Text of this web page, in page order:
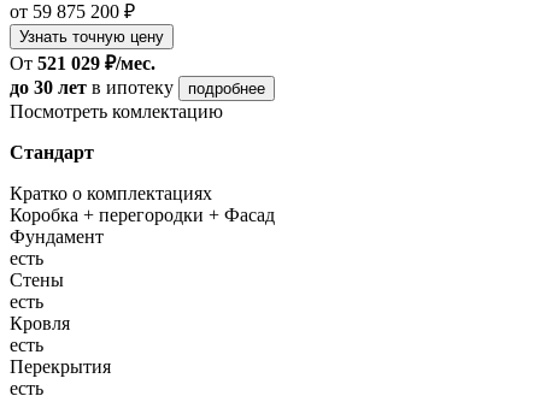
от 59 875 200 ₽
Узнать точную цену
От 521 029 ₽/мес.
до 30 лет в ипотеку подробнее
Посмотреть комлектацию
Стандарт
Кратко о комплектациях
Коробка + перегородки + Фасад
Фундамент
есть
Стены
есть
Кровля
есть
Перекрытия
есть